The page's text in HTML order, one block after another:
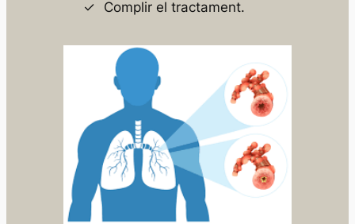
Complir el tractament.